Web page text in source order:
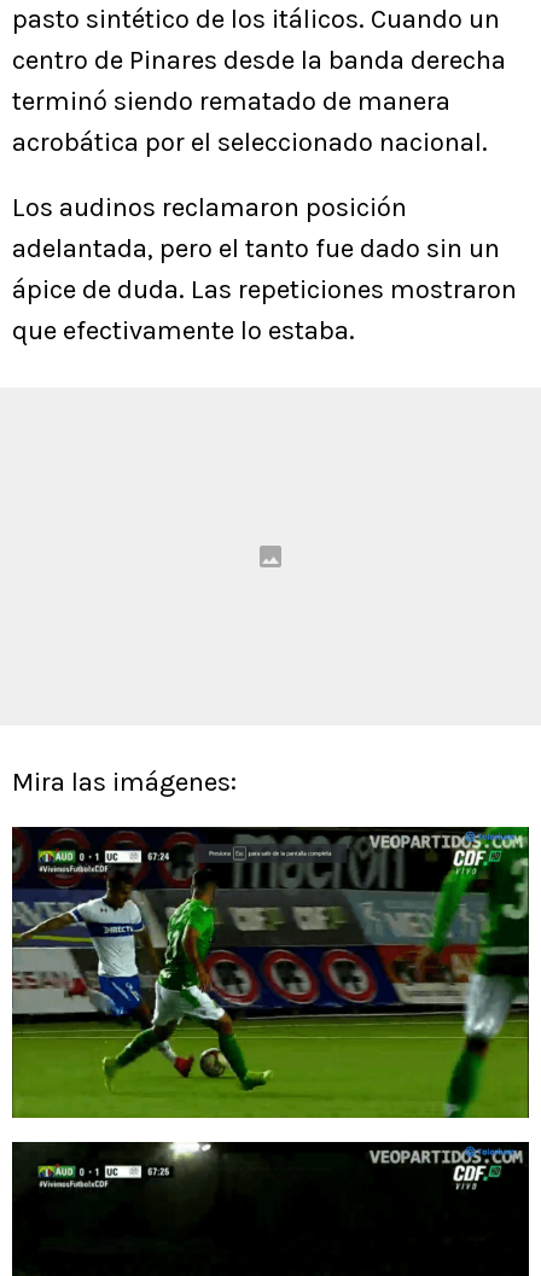
pasto sintético de los itálicos. Cuando un
centro de Pinares desde la banda derecha
terminó siendo rematado de manera
acrobática por el seleccionado nacional.
Los audinos reclamaron posición
adelantada, pero el tanto fue dado sin un
ápice de duda. Las repeticiones mostraron
que efectivamente lo estaba.
Mira las imágenes: